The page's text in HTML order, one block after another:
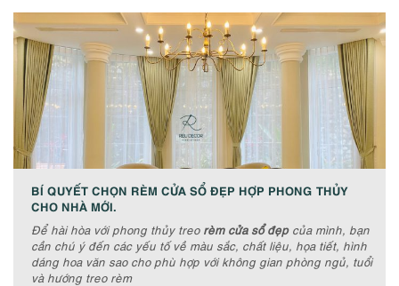
BÍ QUYẾT CHỌN RÈM CỬA SỔ ĐẸP HỢP PHONG THỦY
CHO NHÀ MỚI.
Để hài hòa với phong thủy treo rèm cửa sổ đẹpcủa mình, bạn
cần chú ý đến các yếu tố về màu sắc, chất liệu, họa tiết, hình
dáng hoa văn sao cho phù hợp với không gian phòng ngủ, tuổi
và hướng treo rèm